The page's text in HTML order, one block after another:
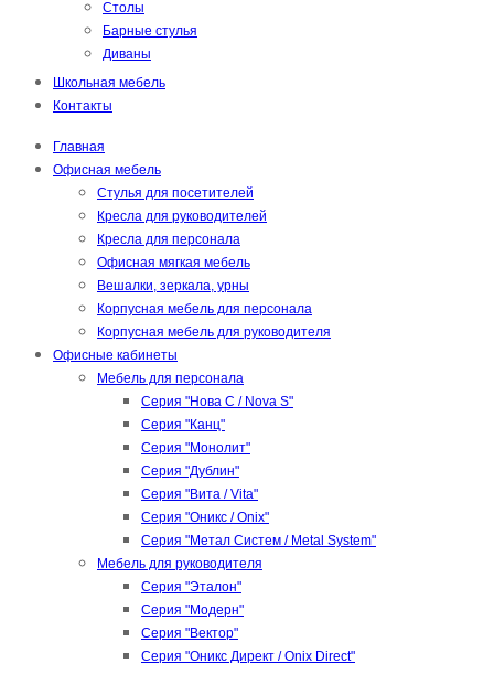
Столы
Барные стулья
Диваны
Школьная мебель
Контакты
Главная
Офисная мебель
Стулья для посетителей
Кресла для руководителей
Кресла для персонала
Офисная мягкая мебель
Вешалки, зеркала, урны
Корпусная мебель для персонала
Корпусная мебель для руководителя
Офисные кабинеты
Мебель для персонала
Серия "Нова С / Nova S"
Серия "Канц"
Серия "Монолит"
Серия "Дублин"
Серия "Вита / Vita"
Серия "Оникс / Onix"
Серия "Метал Систем / Metal System"
Мебель для руководителя
Серия "Эталон"
Серия "Модерн"
Серия "Вектор"
Серия "Оникс Директ / Onix Direct"